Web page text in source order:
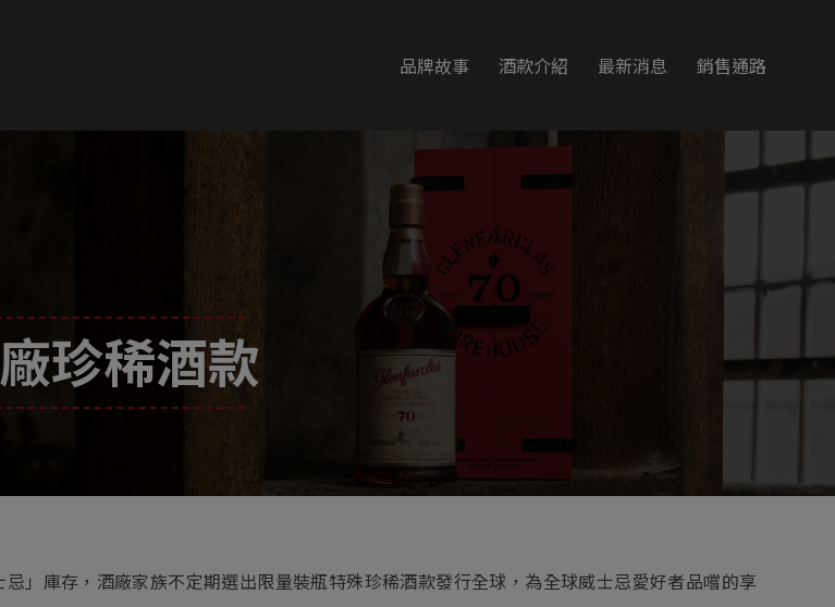
品牌故事 酒款介紹 最新消息 銷售通路
珍稀酒款
」庫存，酒廠家族不定期選出限量裝瓶特殊珍稀酒款發行全球，為全球威士忌愛好者品嚐的享